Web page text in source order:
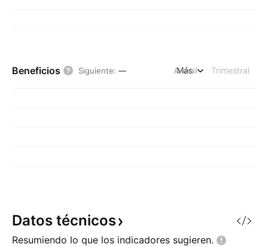
Beneficios Siguiente: — Anual Trimestral
Más
Datos técnicos
Resumiendo lo que los indicadores sugieren.